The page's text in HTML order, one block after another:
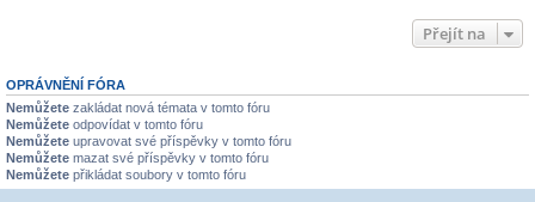
Přejít na
OPRÁVNĚNÍ FÓRA
Nemůžete zakládat nová témata v tomto fóru
Nemůžete odpovídat v tomto fóru
Nemůžete upravovat své příspěvky v tomto fóru
Nemůžete mazat své příspěvky v tomto fóru
Nemůžete přikládat soubory v tomto fóru